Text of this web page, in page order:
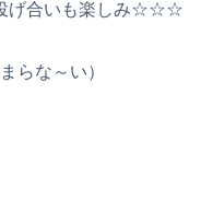
げ合いも楽しみ☆☆☆
らな～い）